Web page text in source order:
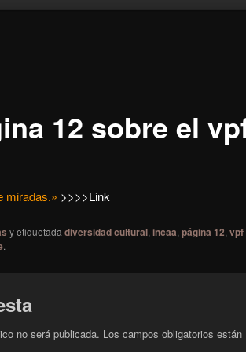
12 sobre el
miradas.» >>>>Link
y etiquetadadiversidad cultural,incaa,página 12,vpf
.
no será publicada. Los campos obligatorios están